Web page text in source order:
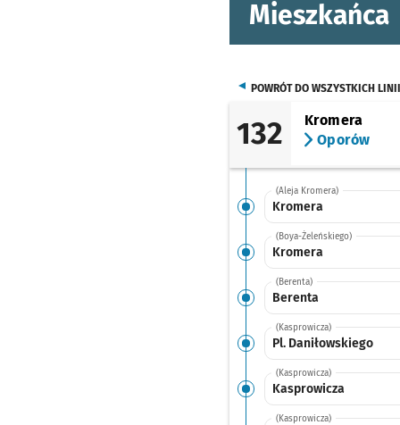
Mieszkańca
POWRÓT DO WSZYSTKICH LINII
132
Kromera
Oporów
(Aleja Kromera)
Kromera
(Boya-Żeleńskiego)
Kromera
(Berenta)
Berenta
(Kasprowicza)
Pl. Daniłowskiego
(Kasprowicza)
Kasprowicza
(Kasprowicza)